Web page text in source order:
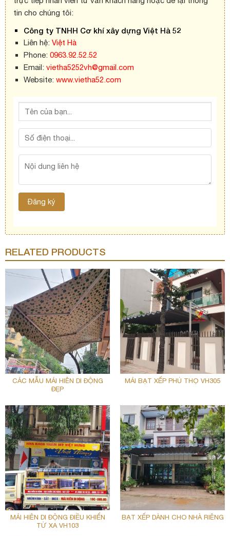
tin cho chúng tôi:
Công ty TNHH Cơ khí xây dựng Việt Hà 52
Liên hệ: Việt Hà
Phone: 0963.92.52.52
Email: vietha5252vh@gmail.com
Website: www.vietha52.com
RELATED PRODUCTS
CÁC MẪU MÁI HIÊN DI ĐỘNG
ĐẸP
MÁI BẠT XẾP PHÚ THỌ VH305
MÁI HIÊN DI ĐỘNG ĐIỀU KHIỂN
TỪ XA VH103
BẠT XẾP DÀNH CHO NHÀ RIÊNG